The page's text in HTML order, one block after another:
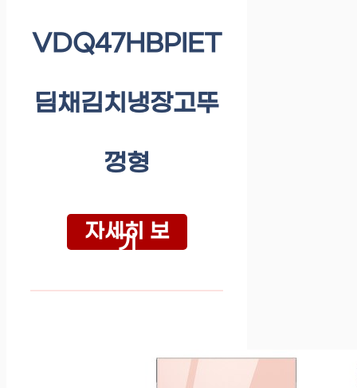
VDQ47HBPIET
딤채김치냉장고뚜
껑형
자세히 보
기